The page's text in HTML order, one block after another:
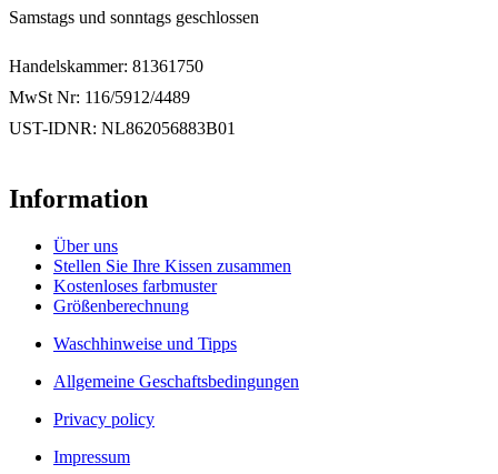
Samstags und sonntags geschlossen
Handelskammer: 81361750
MwSt Nr: 116/5912/4489
UST-IDNR: NL862056883B01
Information
Über uns
Stellen Sie Ihre Kissen zusammen
Kostenloses farbmuster
Größenberechnung
Waschhinweise und Tipps
Allgemeine Geschaftsbedingungen
Privacy policy
Impressum